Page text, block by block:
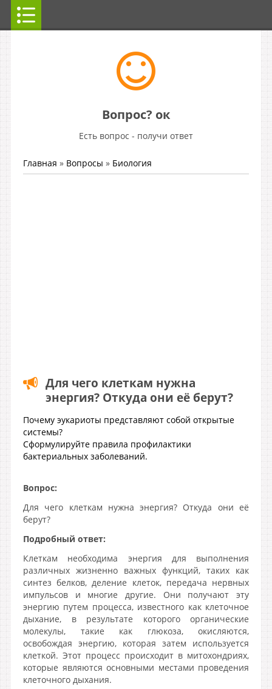
Вопрос? ок
Есть вопрос - получи ответ
Главная » Вопросы » Биология
Для чего клеткам нужна
энергия? Откуда они её берут?
Почему эукариоты представляют собой открытые
системы?
Сформулируйте правила профилактики
бактериальных заболеваний.
Вопрос:
Для чего клеткам нужна энергия? Откуда они её
берут?
Подробный ответ:
Клеткам необходима энергия для выполнения
различных жизненно важных функций, таких как
синтез белков, деление клеток, передача нервных
импульсов и многие другие. Они получают эту
энергию путем процесса, известного как клеточное
дыхание, в результате которого органические
молекулы, такие как глюкоза, окисляются,
освобождая энергию, которая затем используется
клеткой. Этот процесс происходит в митохондриях,
которые являются основными местами проведения
клеточного дыхания.